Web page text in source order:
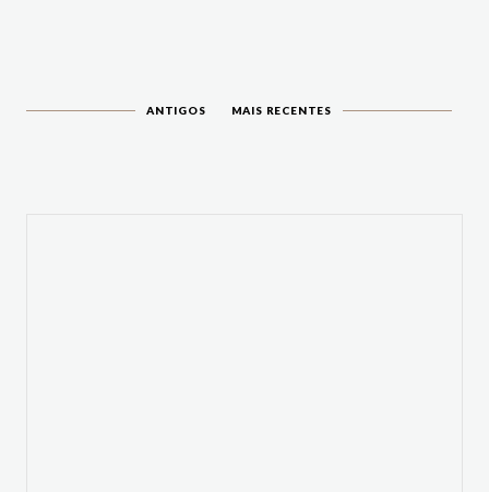
ANTIGOS MAIS RECENTES